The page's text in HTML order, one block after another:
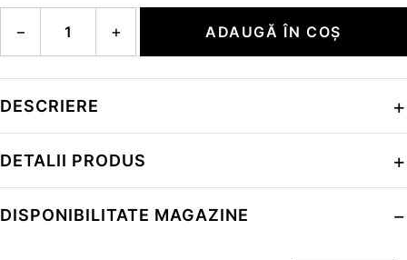
− + ADAUGĂ ÎN COȘ
DESCRIERE
DETALII PRODUS
DISPONIBILITATE MAGAZINE